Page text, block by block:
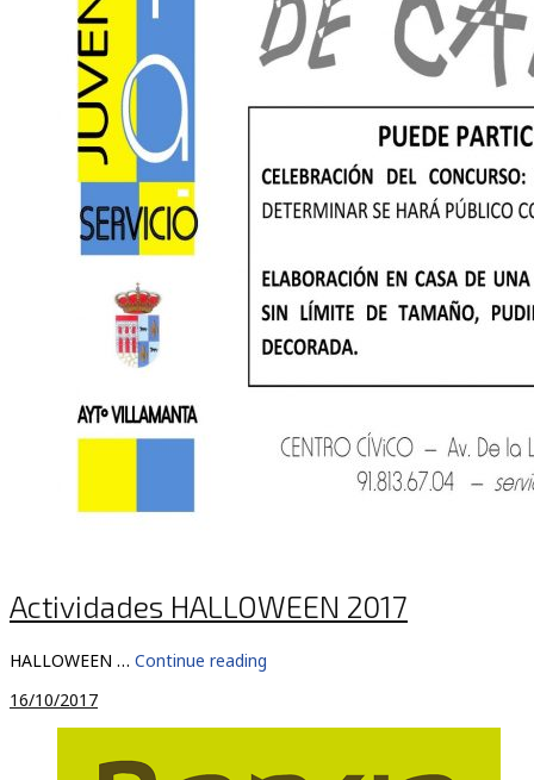
Actividades HALLOWEEN 2017
HALLOWEEN … Continue reading
16/10/2017